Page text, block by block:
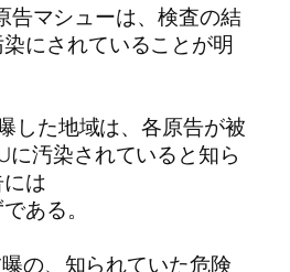
告マシューは、検査の結
にされていることが明
した地域は、各原告が被
に汚染されていると知ら
は
ある。
の、知られていた危険